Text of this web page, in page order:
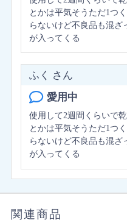
とかは平気そうただ1つ
らないけど不良品も混ざ
が入ってくる
ふく さん
愛用中
使用して2週間くらいで
とかは平気そうただ1つ
らないけど不良品も混ざ
が入ってくる
関連商品